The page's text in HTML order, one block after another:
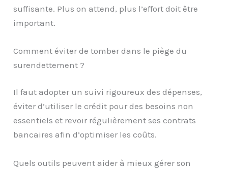
suffisante. Plus on attend, plus l’effort doit être
important.
Comment éviter de tomber dans le piège du
surendettement ?
Il faut adopter un suivi rigoureux des dépenses,
éviter d’utiliser le crédit pour des besoins non
essentiels et revoir régulièrement ses contrats
bancaires afin d’optimiser les coûts.
Quels outils peuvent aider à mieux gérer son